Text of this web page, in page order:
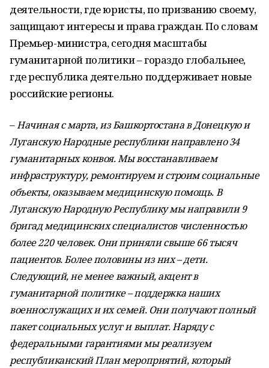
деятельности, где юристы, по призванию своему,
защищают интересы и права граждан. По словам
Премьер-министра, сегодня масштабы
гуманитарной политики – гораздо глобальнее,
где республика деятельно поддерживает новые
российские регионы.
–Начиная с марта, из Башкортостана в Донецкую и
Луганскую Народные республики направлено 34
гуманитарных конвоя. Мы восстанавливаем
инфраструктуру, ремонтируем и строим социальные
объекты, оказываем медицинскую помощь. В
Луганскую Народную Республику мы направили 9
бригад медицинских специалистов численностью
более 220 человек. Они приняли свыше 66 тысяч
пациентов. Более половины из них – дети.
Следующий, не менее важный, акцент в
гуманитарной политике – поддержка наших
военнослужащих и их семей. Они получают полный
пакет социальных услуг и выплат. Наряду с
федеральными гарантиями мы реализуем
республиканский План мероприятий, который